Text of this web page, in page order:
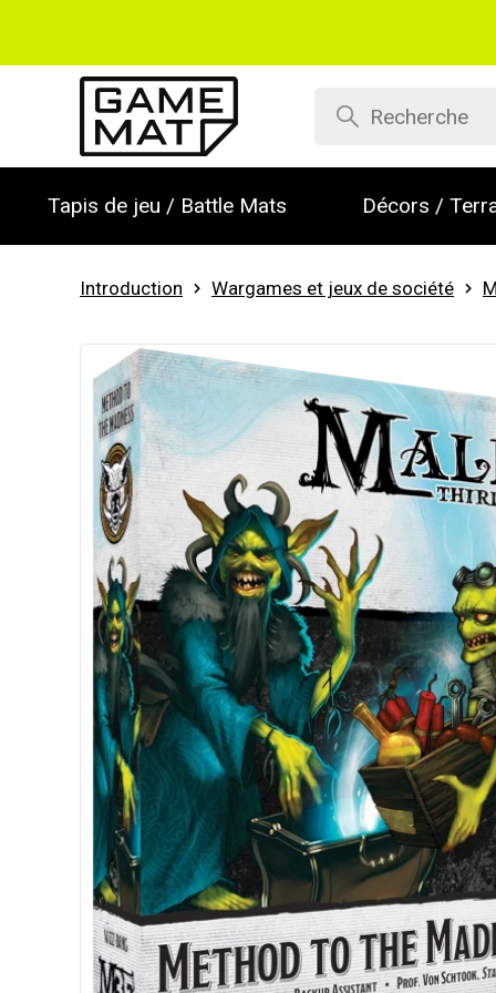
Tapis de jeu / Battle Mats Décors /
Introduction Wargames et jeux de société